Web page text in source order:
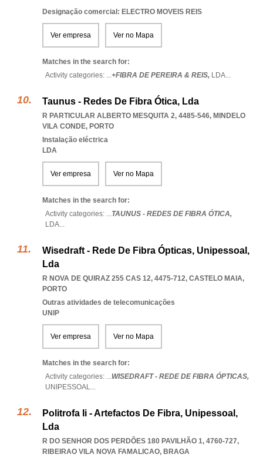
Designação comercial: ELECTRO MOVEIS REIS
Ver empresa Ver no Mapa
Matches in the search for:
Activity categories: ...+FIBRA DE PEREIRA & REIS, LDA...
Taunus - Redes De Fibra Ótica, Lda
R PARTICULAR ALBERTO MESQUITA 2, 4485-546, MINDELO
VILA CONDE, PORTO
Instalação eléctrica
LDA
Ver empresa Ver no Mapa
Matches in the search for:
Activity categories: ...TAUNUS - REDES DE FIBRA ÓTICA,
LDA...
Wisedraft - Rede De Fibra Ópticas, Unipessoal,
Lda
R NOVA DE QUIRAZ 255 CAS 12, 4475-712, CASTELO MAIA,
PORTO
Outras atividades de telecomunicações
UNIP
Ver empresa Ver no Mapa
Matches in the search for:
Activity categories: ...WISEDRAFT - REDE DE FIBRA ÓPTICAS,
UNIPESSOAL...
Politrofa Ii - Artefactos De Fibra, Unipessoal,
Lda
R DO SENHOR DOS PERDÕES 180 PAVILHÃO 1, 4760-727,
RIBEIRAO VILA NOVA FAMALICAO, BRAGA